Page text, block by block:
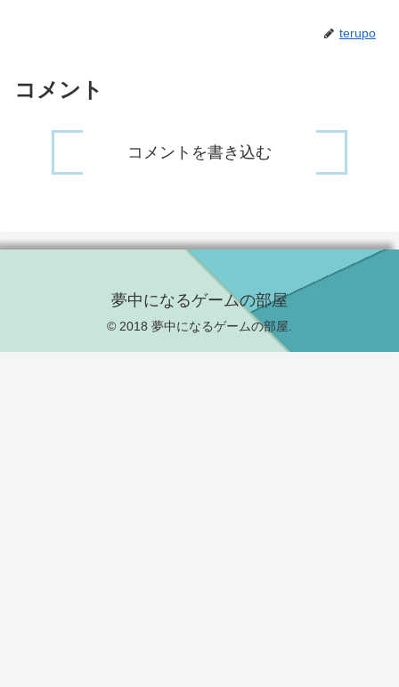
terupo
コメント
コメントを書き込む
夢中になるゲームの部屋
© 2018 夢中になるゲームの部屋.